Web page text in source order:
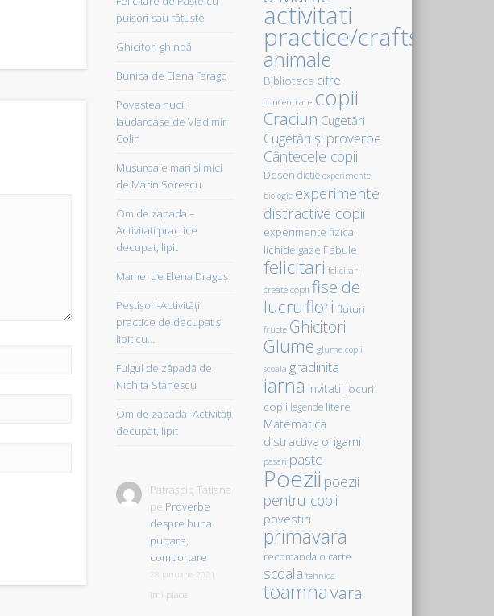
puișori sau rățuște
Ghicitori ghindă
Bunica de Elena Farago
Povestea nucii
laudaroase de Vladimir
Colin
Musuroaie mari si mici
de Marin Sorescu
Om de zapada –
Activitati practice
decupat, lipit
Mamei de Elena Dragoş
Peştişori-Activităţi
practice de decupat şi
lipit cu…
Fulgul de zăpadă de
Nichita Stănescu
Om de zăpadă- Activităţi
decupat, lipit
Patrașcio Tatiana
pe Proverbe
despre buna
purtare,
comportare
28 ianuarie 2021
îmi place
activitati
practice/crafts
animale
Biblioteca cifre
concentrare copii
Craciun Cugetări
Cugetări şi proverbe
Cântecele copii
Desen dictie experimente
biologie experimente
distractive copii
experimente fizica
lichide gaze Fabule
felicitari felicitari
create copii fise de
lucruflori fluturi
fructe Ghicitori
Glume glume copii
scoala gradinita
iarna invitatii Jocuri
copii legende litere
Matematica
distractiva origami
pasari paste
Poezii poezii
pentru copii
povestiri
primavara
recomanda o carte
scoala tehnica
toamnavara